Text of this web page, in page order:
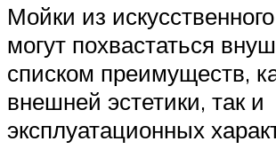
Мойки из
могут похвастаться
списком преимуществ,
внешней эстетики, так и
эксплуатационных